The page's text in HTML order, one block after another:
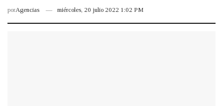
porAgencias miércoles, 20 julio 2022 1:02 PM